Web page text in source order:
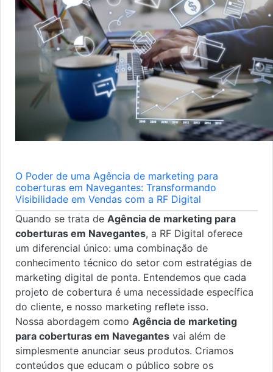
O Poder de uma Agência de marketing para
coberturas em Navegantes: Transformando
Visibilidade em Vendas com a RF Digital
Quando se trata de Agência de marketing para
coberturas em Navegantes, a RF Digital oferece
um diferencial único: uma combinação de
conhecimento técnico do setor com estratégias de
marketing digital de ponta. Entendemos que cada
projeto de cobertura é uma necessidade específica
do cliente, e nosso marketing reflete isso.
Nossa abordagem como Agência de marketing
para coberturas em Navegantes vai além de
simplesmente anunciar seus produtos. Criamos
conteúdos que educam o público sobre os